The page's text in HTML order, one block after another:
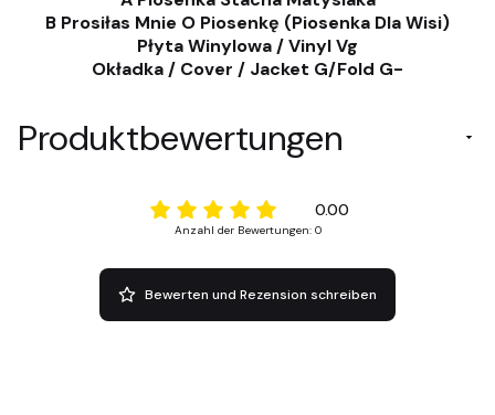
B Prosiłas Mnie O Piosenkę (Piosenka Dla Wisi)
Płyta Winylowa / Vinyl Vg
Okładka / Cover / Jacket G/Fold G-
Produktbewertungen
0.00
Anzahl der Bewertungen: 0
Bewerten und Rezension schreiben